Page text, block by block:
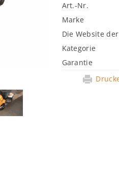
Art.-Nr.
Marke
Die Website
Kategorie
Garantie